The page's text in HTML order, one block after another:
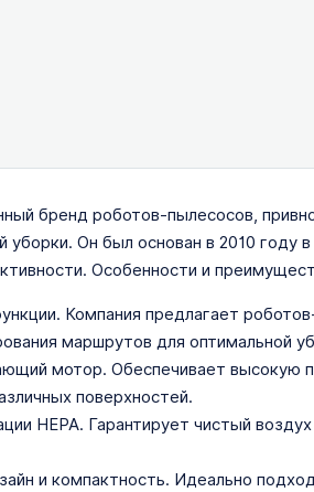
бренд роботов-пылесосов,
уборки. Он был основан в 2010 году
Особенности и
Компания предлагает
маршрутов для оптимальной
мотор. Обеспечивает высокую
поверхностей.
HEPA. Гарантирует чистый
и компактность. Идеально